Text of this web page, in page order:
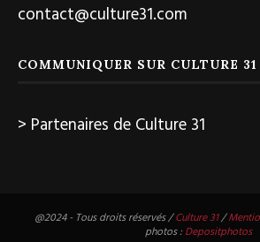
contact@culture31.com
COMMUNIQUER SUR CULTURE 31
> Partenaires de Culture 31
@2024 - Tous droits réservés /Culture 31/
photos : Depositphotos